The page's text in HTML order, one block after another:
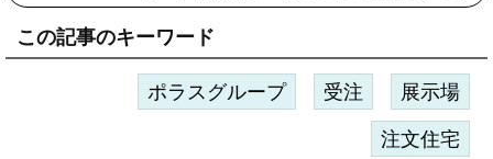
この記事のキーワード
ポラスグループ 受注 展示場
注文住宅